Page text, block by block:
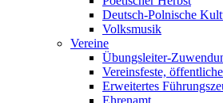
Deutsch-Polnische
Volksmusik
Vereine
Übungsleiter-
Vereinsfeste,
Erweitertes
Ehrenamt